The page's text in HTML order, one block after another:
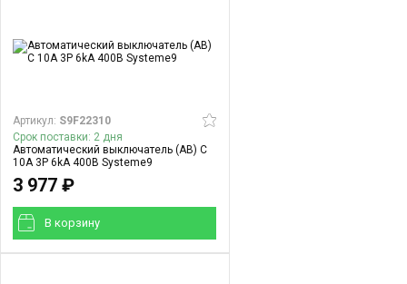
Артикул: S9F22310
Срок поставки: 2 дня
Автоматический выключатель (АВ) C
10A 3P 6kA 400В Systeme9
3 977 ₽
В корзинy